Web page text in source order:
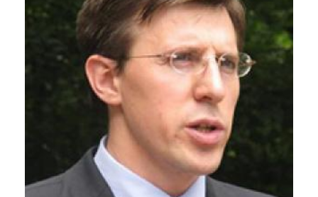
Дмитрий Пиневич
<p>Первый заместитель Министра
здравоохранения Республики Беларусь</p>